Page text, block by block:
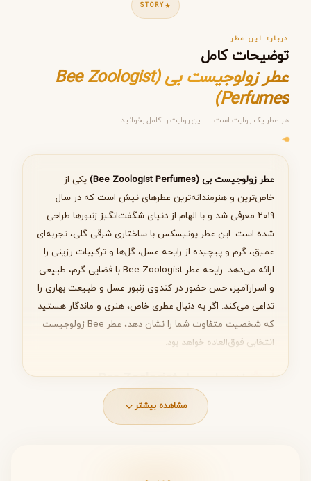
انتخاب عطر مناسب
بعدی
STORY
درباره این عطر
توضیحات کامل
عطر زولوجیست بی (Bee Zoologist
Perfumes)
هر عطر یک روایت است — این روایت را کامل بخوانید
عطر زولوجیست بی (Bee Zoologist Perfumes)
یکی از
خاص‌ترین و هنرمندانه‌ترین عطرهای نیش است که در سال
۲۰۱۹ معرفی شد و با الهام از دنیای شگفت‌انگیز زنبورها طراحی
شده است. این عطر یونیسکس با ساختاری شرقی-گلی، تجربه‌ای
عمیق، گرم و پیچیده از رایحه عسل، گل‌ها و ترکیبات رزینی را
ارائه می‌دهد. رایحه عطر Bee Zoologist با فضایی گرم، طبیعی
و اسرارآمیز، حس حضور در کندوی زنبور عسل و طبیعت بهاری را
تداعی می‌کند. اگر به دنبال عطری خاص، هنری و ماندگار هستید
که شخصیت متفاوت شما را نشان دهد، عطر Bee زولوجیست
انتخابی فوق‌العاده خواهد بود.
نت های عطر Bee Zoologist
ساختار بویایی عطر Bee همانند حرکت پرجنب‌وجوش زنبورها در
طبیعت، چندلایه و پویا طراحی شده است. این عطر با شروعی
مشاهده بیشتر